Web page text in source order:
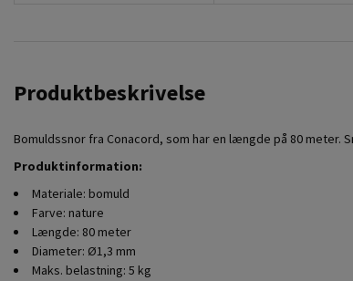
Produktbeskrivelse
Bomuldssnor fra Conacord, som har en længde på 80 meter.
Produktinformation:
Materiale: bomuld
Farve: nature
Længde: 80 meter
Diameter: Ø1,3 mm
Maks. belastning: 5 kg